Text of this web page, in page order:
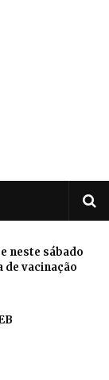
neste sábado
de vacinação